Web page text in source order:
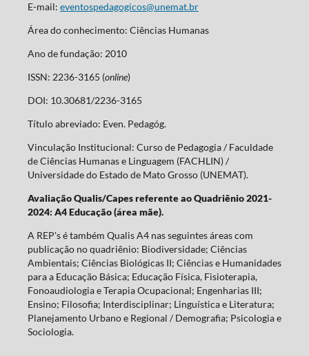
E-mail: eventospedagogicos@unemat.br
Área do conhecimento: Ciências Humanas
Ano de fundação: 2010
ISSN: 2236-3165 (online)
DOI: 10.30681/2236-3165
Título abreviado: Even. Pedagóg.
Vinculação Institucional: Curso de Pedagogia / Faculdade
de Ciências Humanas e Linguagem (FACHLIN) /
Universidade do Estado de Mato Grosso (UNEMAT).
Avaliação Qualis/Capes referente ao Quadriênio 2021-
2024: A4 Educação (área mãe).
A REP's é também Qualis A4 nas seguintes áreas com
publicação no quadriênio: Biodiversidade; Ciências
Ambientais; Ciências Biológicas II; Ciências e Humanidades
para a Educação Básica; Educação Física, Fisioterapia,
Fonoaudiologia e Terapia Ocupacional; Engenharias III;
Ensino; Filosofia; Interdisciplinar; Linguística e Literatura;
Planejamento Urbano e Regional / Demografia; Psicologia e
Sociologia.